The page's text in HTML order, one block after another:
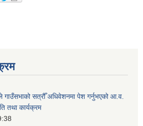
गाउँसभाको सत्रौँ अधिवेशनमा पेश गर्नुभएको आ.व.
तथा कार्यक्रम